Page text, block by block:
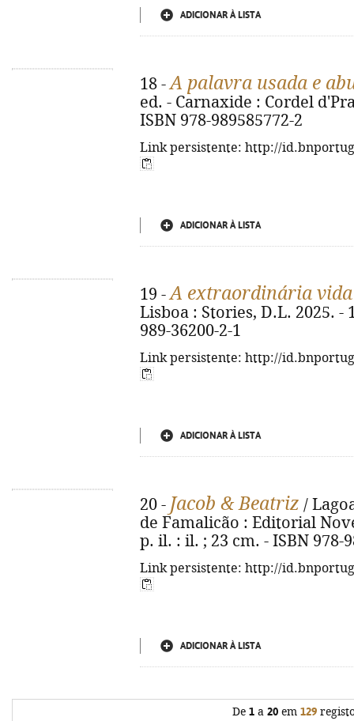
ADICIONAR À LISTA
18 -A palavra usada e
ed. - Carnaxide : Cordel
ISBN 978-989585772-2
Link persistente: http://
ADICIONAR À LISTA
19 -A extraordinária vida
Lisboa : Stories, D.L. 2025. -
989-36200-2-1
Link persistente: http://
ADICIONAR À LISTA
20 - Jacob & Beatriz /
de Famalicão : Editorial
p. il. : il. ; 23 cm. - ISBN 978-
Link persistente: http://
ADICIONAR À LISTA
De 1 a 20 em 129